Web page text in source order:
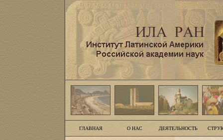
ГЛАВНАЯ О НАС ДЕЯТЕЛЬНОСТЬ